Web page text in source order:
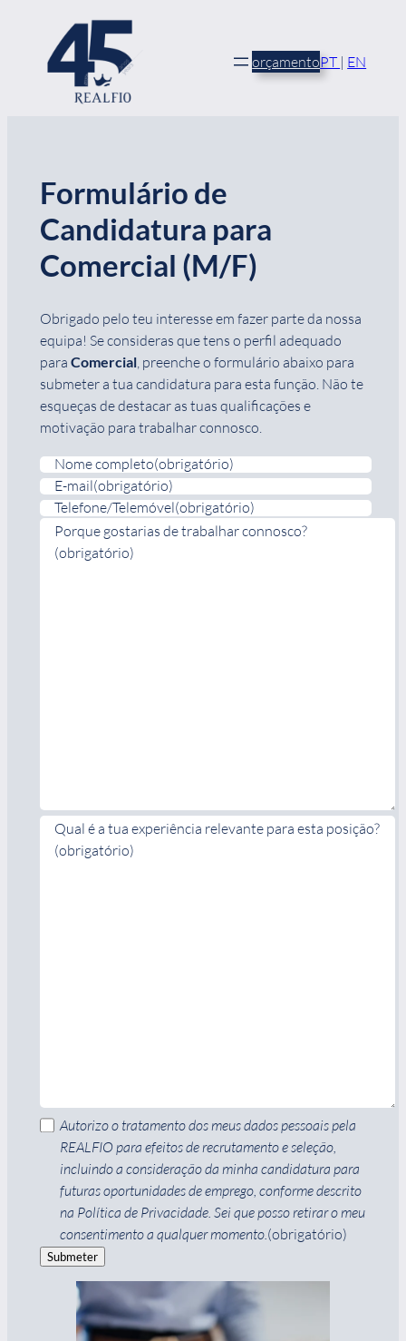
orçamentoPT | EN
Formulário de
Candidatura para
Comercial (M/F)
Obrigado pelo teu interesse em fazer parte da nossa
equipa! Se consideras que tens o perfil adequado
para Comercial, preenche o formulário abaixo para
submeter a tua candidatura para esta função. Não te
esqueças de destacar as tuas qualificações e
motivação para trabalhar connosco.
Nome completo(obrigatório)
E-mail(obrigatório)
Telefone/Telemóvel(obrigatório)
Porque gostarias de trabalhar connosco?
(obrigatório)
Qual é a tua experiência relevante para esta posição?
(obrigatório)
Autorizo o tratamento dos meus dados pessoais pela
REALFIO para efeitos de recrutamento e seleção,
incluindo a consideração da minha candidatura para
futuras oportunidades de emprego, conforme descrito
na Política de Privacidade. Sei que posso retirar o meu
consentimento a qualquer momento.(obrigatório)
Submeter